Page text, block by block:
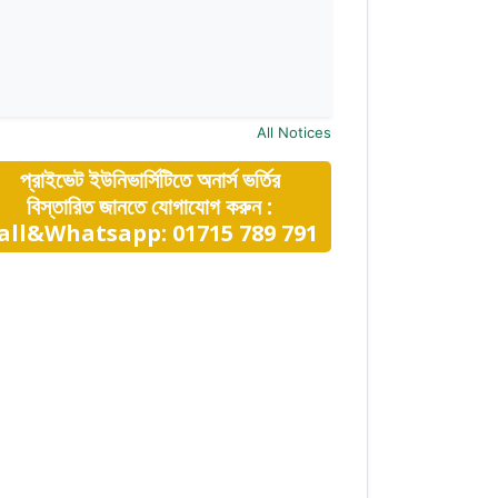
All Notices
প্রাইভেট ইউনিভার্সিটিতে অনার্স ভর্তির
বিস্তারিত জানতে যোগাযোগ করুন :
01715 789 791